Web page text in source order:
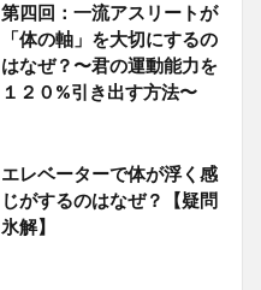
第四回：一流アスリートが
「体の軸」を大切にするの
はなぜ？〜君の運動能力を
１２０%引き出す方法〜
エレベーターで体が浮く感
じがするのはなぜ？【疑問
氷解】